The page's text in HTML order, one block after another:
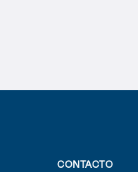
CONTACTO